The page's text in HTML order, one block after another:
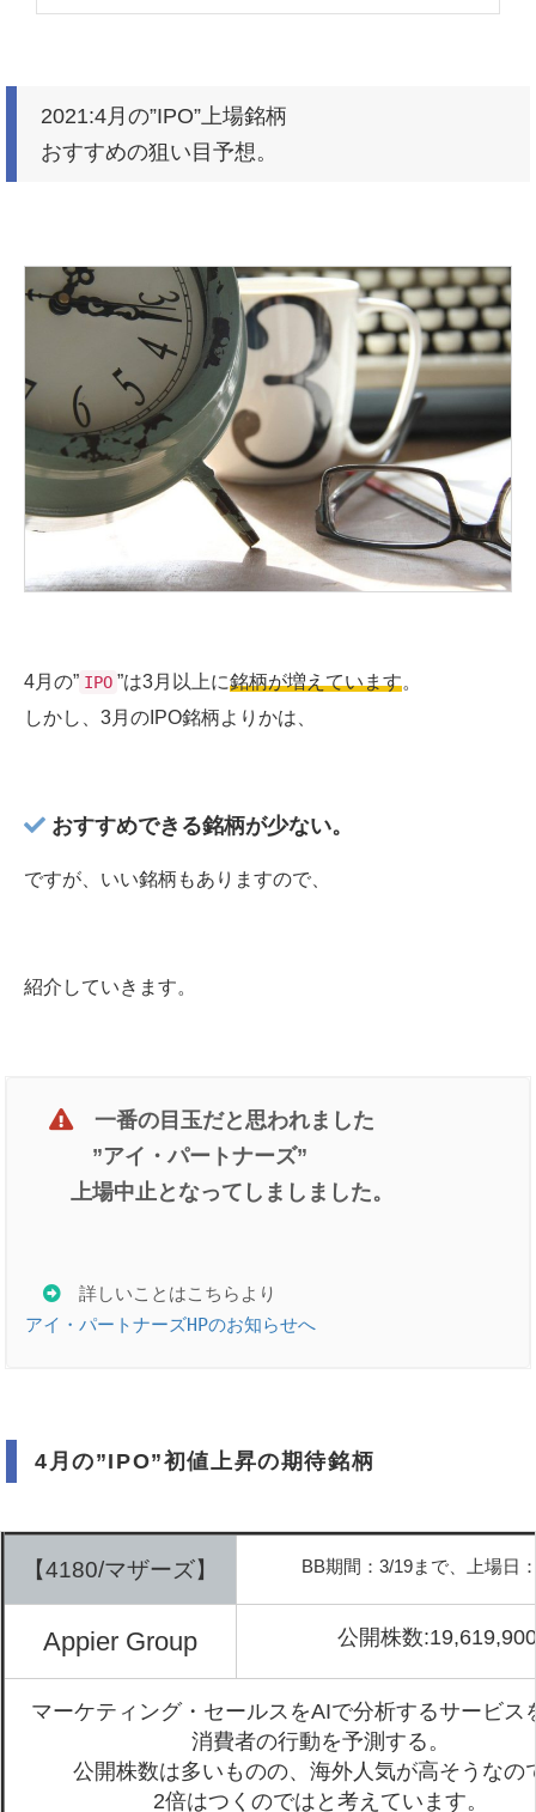
2021:4月の”IPO”上場銘柄
おすすめの狙い目予想。
4月の” IPO ”は3月以上に銘柄が増えています。
しかし、3月のIPO銘柄よりかは、
おすすめできる銘柄が少ない。
ですが、いい銘柄もありますので、
紹介していきます。
一番の目玉だと思われました
”アイ・パートナーズ”
上場中止となってしましました。
アイ・パートナーズHPのお知らせへ
4月の”IPO”初値上昇の期待銘柄
【4180/マザーズ】 BB期間：3/19まで、上場日
Appier Group 公開株数:19,619,900
マーケティング・セールスをAIで分析するサービス
消費者の行動を予測する。
公開株数は多いものの、海外人気が高そうなの
2倍はつくのではと考えています。